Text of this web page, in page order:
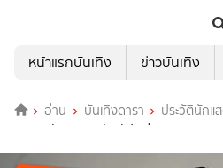
หน้าแรกบันเทิง
ข่าวบันเทิง
อ่าน บันเทิงดารา ประวัตินักแ
วรรณ นักแสดงหนัง สัปเหร่อ 2